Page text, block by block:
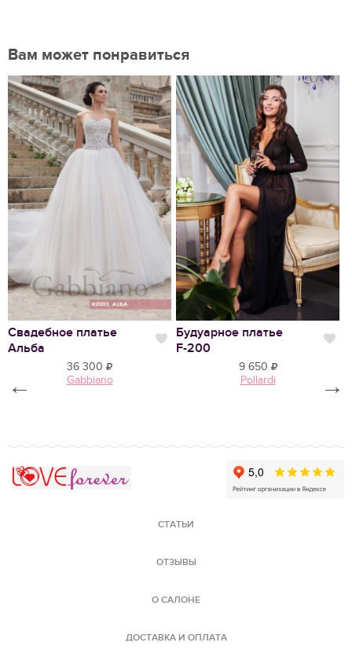
Вам может понравиться
Свадебное платье
Альба
Нравится
36 300
Gabbiano
Будуарное платье
F-200
9 650
Pollardi
← →
СТАТЬИ
ОТЗЫВЫ
О САЛОНЕ
ДОСТАВКА И ОПЛАТА